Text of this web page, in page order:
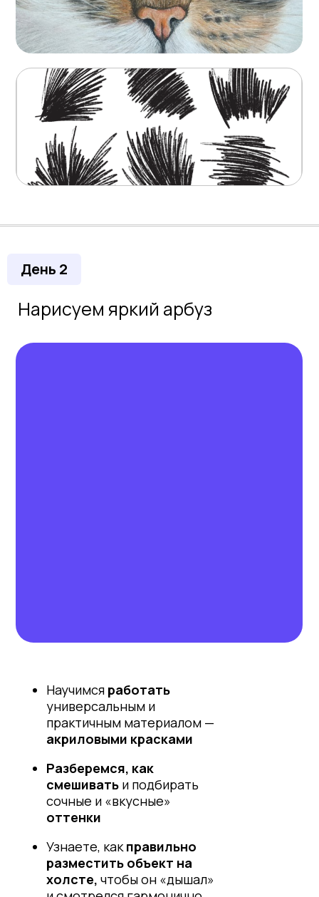
Нарисуем яркий арбуз
День 2
Научимся работать
универсальным и
практичным материалом —
акриловыми красками
Разберемся, как
смешивать и подбирать
сочные и «вкусные»
оттенки
Узнаете, какправильно
разместить объект на
холсте, чтобы он «дышал»